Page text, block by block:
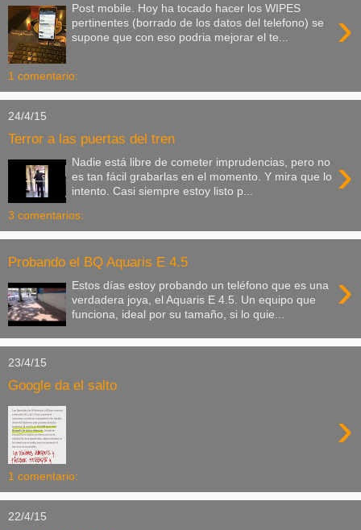
›
Post mobile. Hoy ha tocado hacer los WIPES
pertinentes (borrado de los datos del telefono) se
supone que con eso podria mejorar el te...
1 comentario:
24/4/15
Terror a las puertas del tren
›
Nadie está libre de cometer imprudencias, pero no
es tan fácil grabarlas en el momento. Y mira que lo
intento. Casi siempre estoy listo p...
3 comentarios:
Probando el BQ Aquaris E 4.5
›
Estos días estoy probando un teléfono que es una
verdadera joya, el Aquaris E 4.5. Un equipo que
funciona, ideal por su tamaño, si lo quie...
23/4/15
Google da el salto
›
1 comentario:
22/4/15